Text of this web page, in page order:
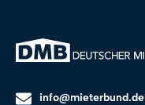
info@mieterbund.de